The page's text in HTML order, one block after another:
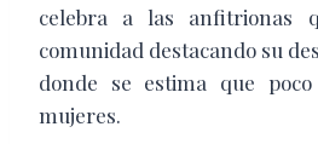
celebra a las anfitrionas
comunidad destacando su
donde se estima que
mujeres.